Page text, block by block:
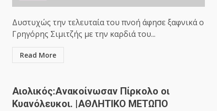
Δυστυχώς την τελευταία του πνοή άφησε ξαφνικά ο
Γρηγόρης Σιμιτζής με την καρδιά του...
Read More
Αιολικός:Ανακοίνωσαν Πίρκολο οι
Κυανόλευκοι. |ΑΘΛΗΤΙΚΟ ΜΕΤΩΠΟ